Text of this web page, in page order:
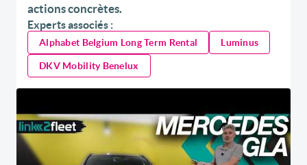
actions concrètes.
Experts associés :
Alphabet Belgium Long Term Rental Luminus
DKV Mobility Benelux